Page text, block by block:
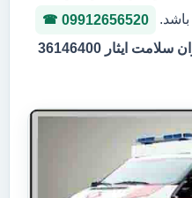
09912656520
مرکر آمبولانس خصوصی همیاران سلامت ایثار 36146400